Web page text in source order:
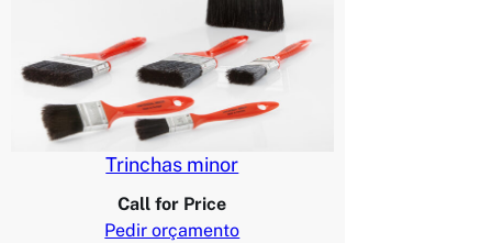
Trinchas minor
Call for Price
Pedir orçamento